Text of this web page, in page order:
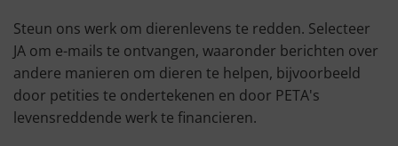
Steun ons werk om dierenlevens te redden. Selecteer
JA om e-mails te ontvangen, waaronder berichten over
andere manieren om dieren te helpen, bijvoorbeeld
door petities te ondertekenen en door PETA's
levensreddende werk te financieren.